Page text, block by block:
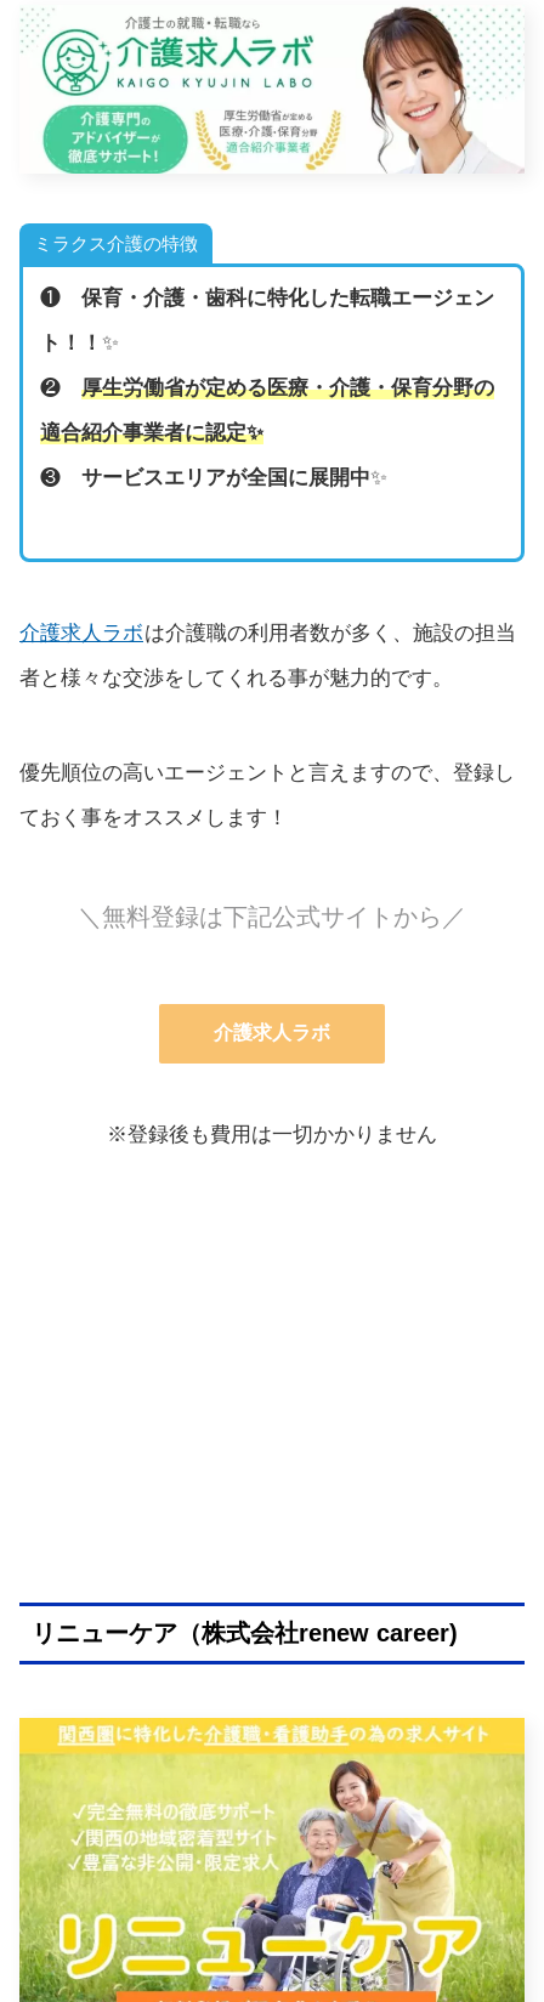
ミラクス介護の特徴
❶ 保育・介護・歯科に特化した転職エージェン
ト！！ ✨
❷ 厚生労働省が定める医療・介護・保育分野の
適合紹介事業者に認定✨
❸ サービスエリアが全国に展開中✨
介護求人ラボは介護職の利用者数が多く、施設の担当
者と様々な交渉をしてくれる事が魅力的です。
優先順位の高いエージェントと言えますので、登録し
ておく事をオススメします！
＼無料登録は下記公式サイトから／
介護求人ラボ
※登録後も費用は一切かかりません
リニューケア（株式会社renew career)